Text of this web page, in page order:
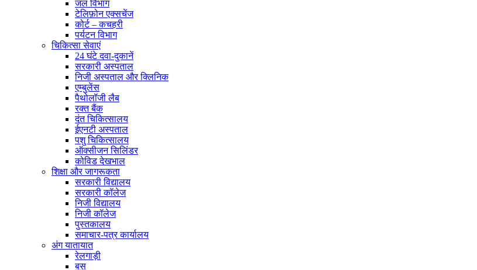
जल विभाग
टेलिफ़ोन एक्सचेंज
कोर्ट – कचहरी
पर्यटन विभाग
चिकित्सा सेवाएं
24 घंटे दवा-दुकानें
सरकारी अस्पताल
निजी अस्पताल और क्लिनिक
एम्बुलेंस
पैथोलॉजी लैब
रक्त बैंक
दंत चिकित्सालय
ईएनटी अस्पताल
पशु चिकित्सालय
ऑक्सीजन सिलिंडर
कोविड देखभाल
शिक्षा और जागरूकता
सरकारी विद्यालय
सरकारी कॉलेज
निजी विद्यालय
निजी कॉलेज
पुस्तकालय
समाचार-पत्र कार्यालय
अंग यातायात
रेलगाड़ी
बस